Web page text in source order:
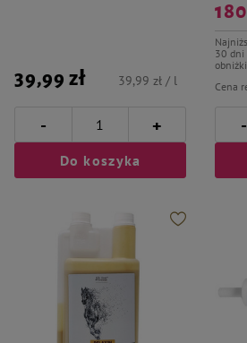
39,99 zł 39,99 zł / l
- +
Do koszyka
Cena
30 dni
-